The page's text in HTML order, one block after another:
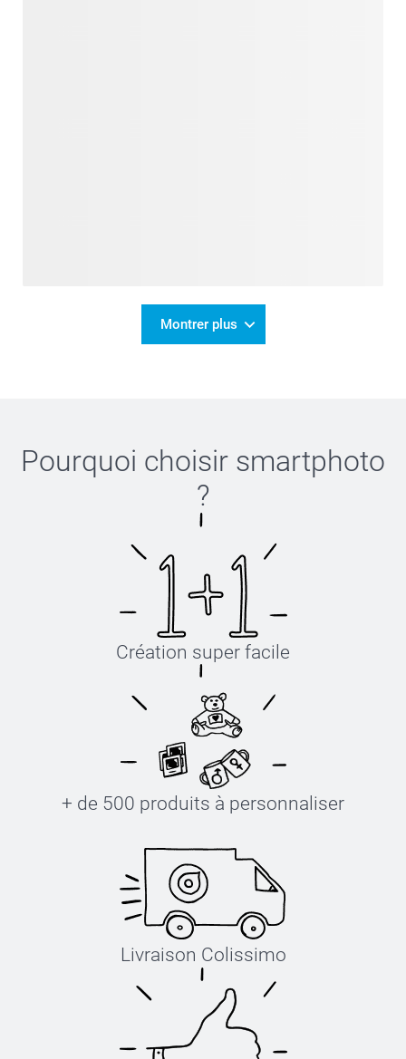
Montrer plus
Pourquoi choisir smartphoto
?
Création super facile
+ de 500 produits à personnaliser
Livraison Colissimo